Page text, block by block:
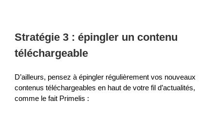
Stratégie 3 : épingler un contenu
téléchargeable
D’ailleurs, pensez à épingler régulièrement vos nouveaux
contenus téléchargeables en haut de votre fil d’actualités,
comme le fait Primelis :